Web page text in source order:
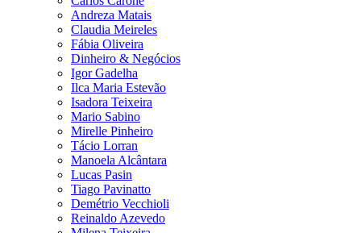
Andreza Matais
Claudia Meireles
Fábia Oliveira
Dinheiro & Negócios
Igor Gadelha
Ilca Maria Estevão
Isadora Teixeira
Mario Sabino
Mirelle Pinheiro
Tácio Lorran
Manoela Alcântara
Lucas Pasin
Tiago Pavinatto
Demétrio Vecchioli
Reinaldo Azevedo